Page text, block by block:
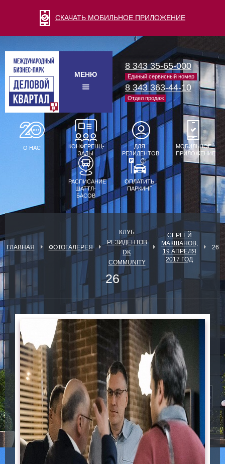
СКАЧАТЬ МОБИЛЬНОЕ ПРИЛОЖЕНИЕ
МЕНЮ
8 343 35-65-000
Единый сервисный номер
8 343 363-44-10
Отдел продаж
О НАС
КОНФЕРЕНЦ-
ЗАЛЫ
ДЛЯ
РЕЗИДЕНТОВ
МОБИЛЬНОЕ
ПРИЛОЖЕНИЕ
РАСПИСАНИЕ
ШАТТЛ-
БАСОВ
ОПЛАТИТЬ
ПАРКИНГ
ГЛАВНАЯ ФОТОГАЛЕРЕЯ
КЛУБ
РЕЗИДЕНТОВ
DK
COMMUNITY
СЕРГЕЙ
МАКШАНОВ,
19 АПРЕЛЯ
2017 ГОД
26
26